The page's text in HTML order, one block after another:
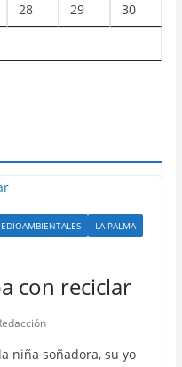
28 29 30
LA PALMA
con reciclar
niña soñadora, su yo